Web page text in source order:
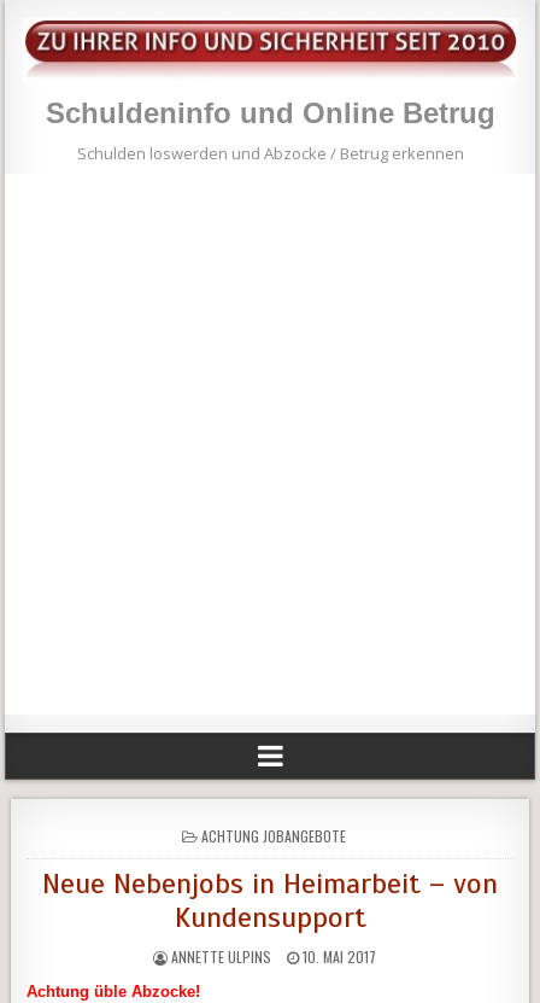
Schuldeninfo und Online Betrug
Schulden loswerden und Abzocke / Betrug erkennen
POSTED
IN
ACHTUNG JOBANGEBOTE
Neue Nebenjobs in Heimarbeit – von
Kundensupport
ANNETTE ULPINS 10. MAI 2017
Achtung üble Abzocke!